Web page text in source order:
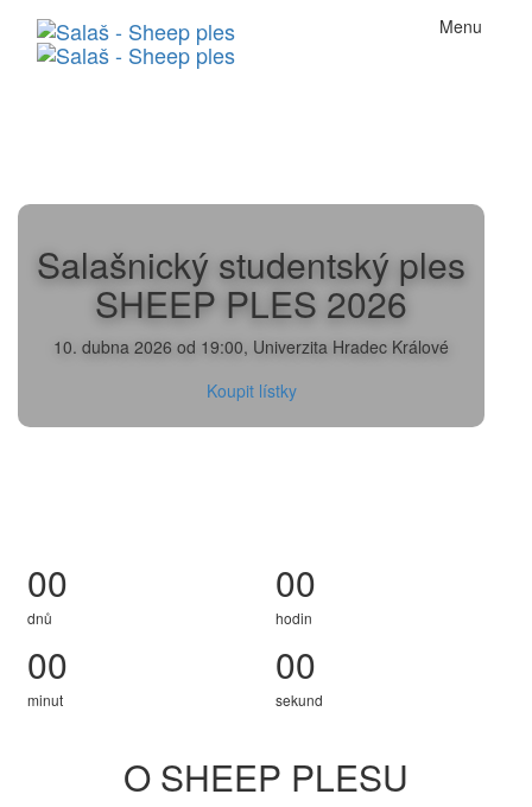
Menu
Salašnický studentský ples
SHEEP PLES 2026
10. dubna 2026 od 19:00, Univerzita Hradec Králové
Koupit lístky
00
dnů
00
hodin
00
minut
00
sekund
O SHEEP PLESU